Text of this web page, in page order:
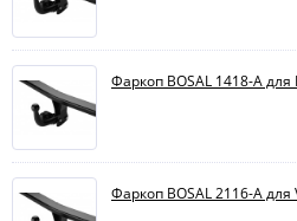
Фаркоп BOSAL 1418-A для
Фаркоп BOSAL 2116-A для